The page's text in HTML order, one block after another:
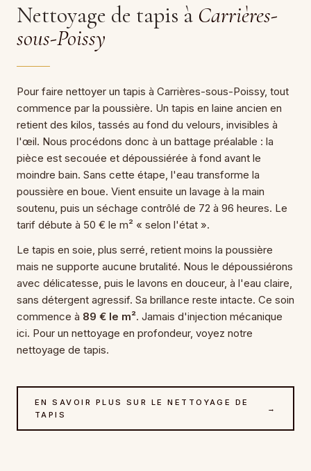
Nettoyage de tapis à Carrières-
sous-Poissy
Pour faire nettoyer un tapis à Carrières-sous-Poissy, tout
commence par la poussière. Un tapis en laine ancien en
retient des kilos, tassés au fond du velours, invisibles à
l'œil. Nous procédons donc à un battage préalable : la
pièce est secouée et dépoussiérée à fond avant le
moindre bain. Sans cette étape, l'eau transforme la
poussière en boue. Vient ensuite un lavage à la main
soutenu, puis un séchage contrôlé de 72 à 96 heures. Le
tarif débute à 50 € le m² « selon l'état ».
Le tapis en soie, plus serré, retient moins la poussière
mais ne supporte aucune brutalité. Nous le dépoussiérons
avec délicatesse, puis le lavons en douceur, à l'eau claire,
sans détergent agressif. Sa brillance reste intacte. Ce soin
commence à 89 € le m². Jamais d'injection mécanique
ici. Pour un nettoyage en profondeur, voyez notre
nettoyage de tapis.
EN SAVOIR PLUS SUR LE NETTOYAGE DE
TAPIS
→